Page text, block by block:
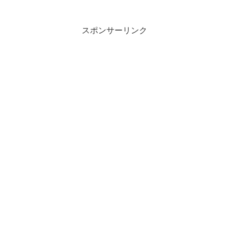
スポンサーリンク